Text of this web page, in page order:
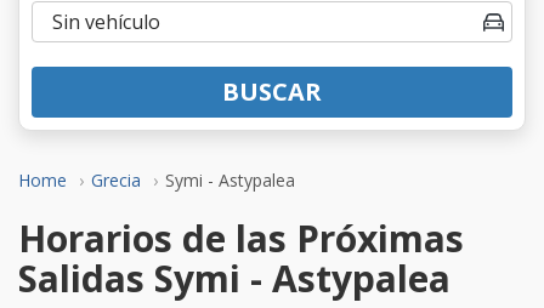
Home Grecia Symi - Astypalea
BUSCAR
Horarios de las Próximas
Salidas Symi - Astypalea